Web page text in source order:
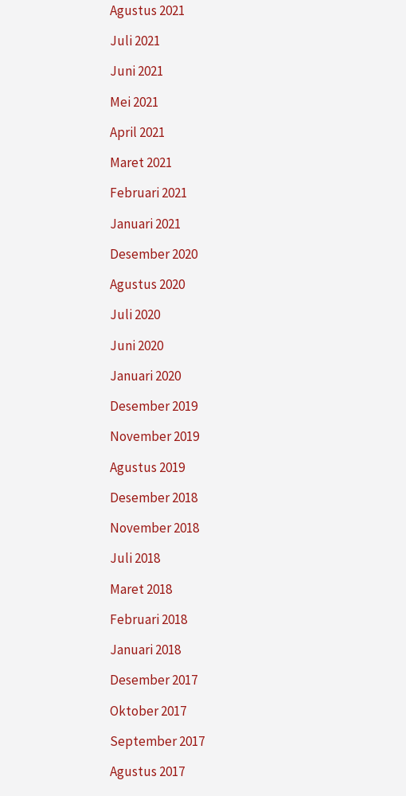
Agustus 2021
Juli 2021
Juni 2021
Mei 2021
April 2021
Maret 2021
Februari 2021
Januari 2021
Desember 2020
Agustus 2020
Juli 2020
Juni 2020
Januari 2020
Desember 2019
November 2019
Agustus 2019
Desember 2018
November 2018
Juli 2018
Maret 2018
Februari 2018
Januari 2018
Desember 2017
Oktober 2017
September 2017
Agustus 2017